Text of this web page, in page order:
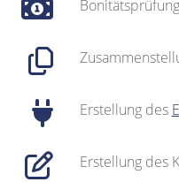
Erstellung des
Erstellung des